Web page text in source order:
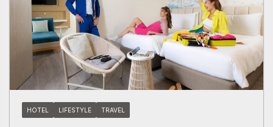
HOTEL LIFESTYLE TRAVEL